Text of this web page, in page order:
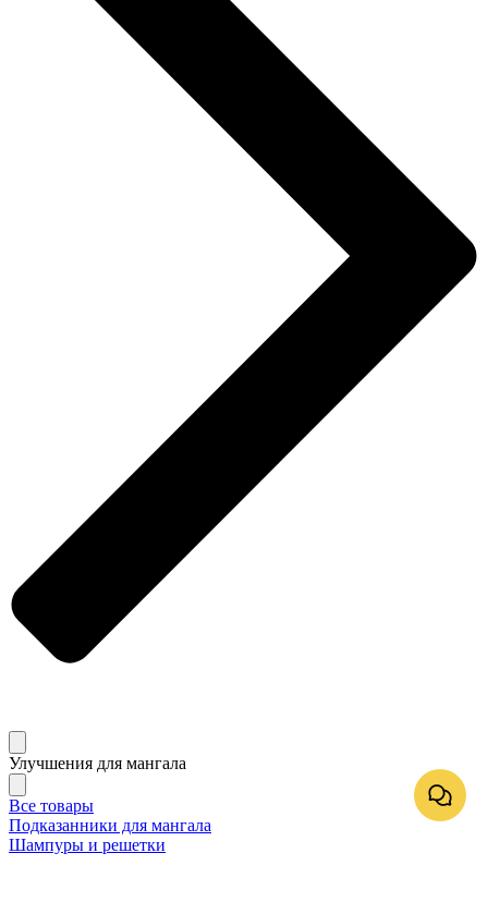
Улучшения для мангала
Все товары
Подказанники для мангала
Шампуры и решетки